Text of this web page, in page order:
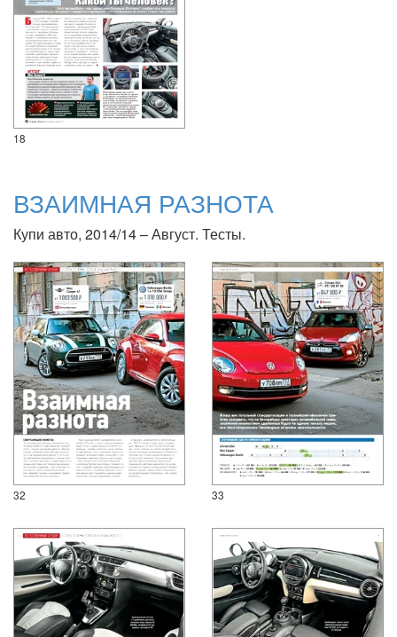
18
ВЗАИМНАЯ РАЗНОТА
Купи авто, 2014/14 – Август. Тесты.
32 33